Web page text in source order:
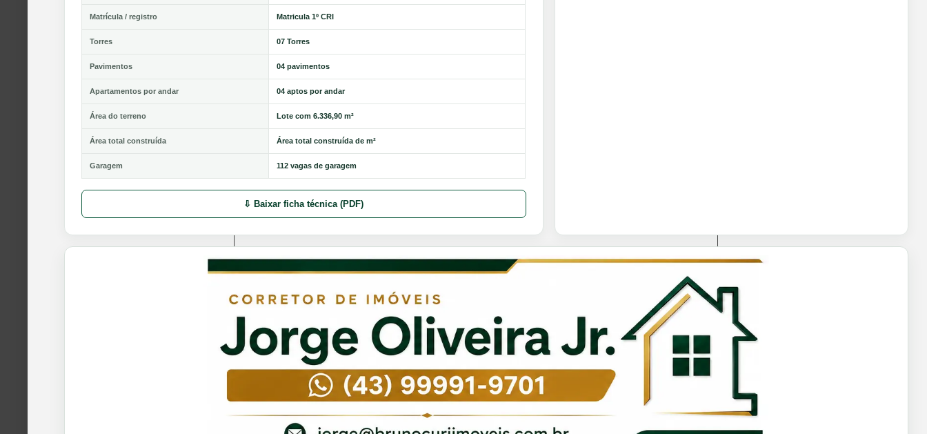
Matrícula / registro Matricula 1º CRI
Torres 07 Torres
Pavimentos 04 pavimentos
Apartamentos por andar 04 aptos por andar
Área do terreno Lote com 6.336,90 m²
Área total construída Área total construída de m²
Garagem 112 vagas de garagem
⇩ Baixar ficha técnica (PDF)